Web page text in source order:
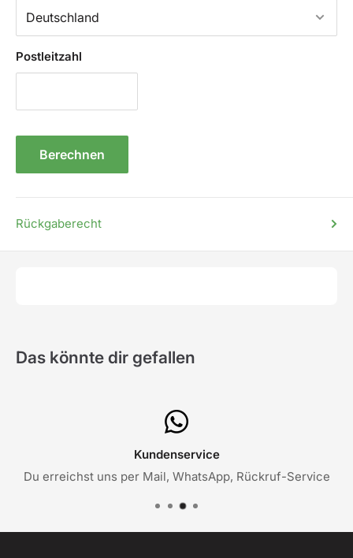
Postleitzahl
Berechnen
Rückgaberecht
Das könnte dir gefallen
Kundenservice
Du erreichst uns per Mail, WhatsApp, Rückruf-Service